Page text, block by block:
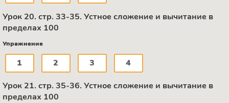
Урок 20. стр. 33-35. Устное сложение и вычитание в
пределах 100
Упражнение
1 2 3 4
Урок 21. стр. 35-36. Устное сложение и вычитание в
пределах 100